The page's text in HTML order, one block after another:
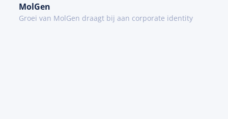
MolGen
Groei van MolGen draagt bij aan corporate identity